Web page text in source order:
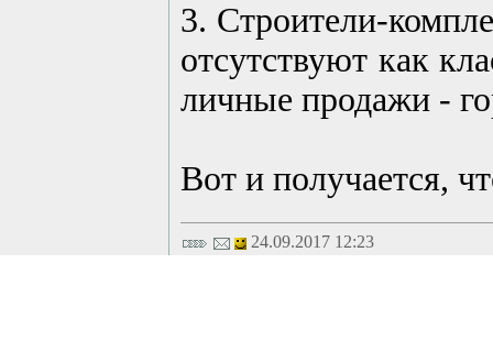
3. Строители-
отсутствуют как
личные продажи -
Вот и получается,
24.09.2017 12:23